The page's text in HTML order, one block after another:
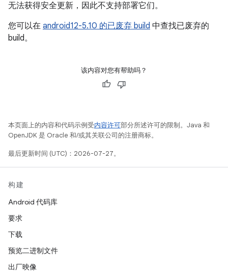
无法获得安全更新，因此不支持部署它们。
您可以在 android12-5.10 的已废弃 build 中查找已废弃的
build。
该内容对您有帮助吗？
本页面上的内容和代码示例受内容许可部分所述许可的限制。Java 和
OpenJDK 是 Oracle 和/或其关联公司的注册商标。
最后更新时间 (UTC)：2026-07-27。
构建
Android 代码库
要求
下载
预览二进制文件
出厂映像